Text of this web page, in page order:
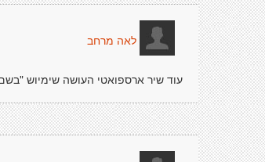
לאה מרחב
עוד שיר ארספואטי העושה שימיוש